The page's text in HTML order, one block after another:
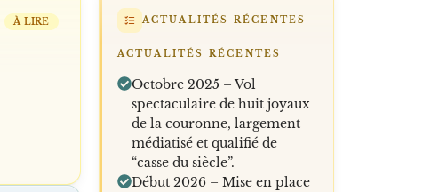
À LIRE ACTUALITÉS RÉCENTES
ACTUALITÉS RÉCENTES
Octobre 2025 – Vol
spectaculaire de huit joyaux
de la couronne, largement
médiatisé et qualifié de
“casse du siècle”.
Début 2026 – Mise en place